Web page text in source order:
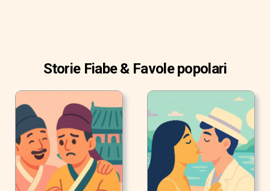
Storie Fiabe & Favole popolari